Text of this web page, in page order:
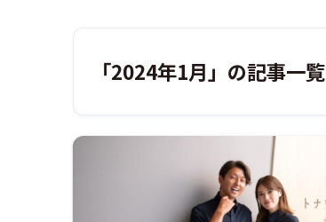
「2024年1月」の記事一覧